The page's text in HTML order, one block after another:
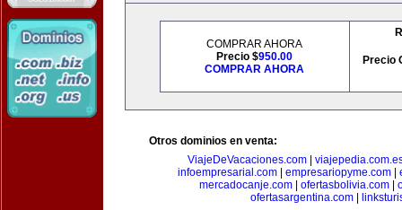
COMPRAR AHORA
Precio $950.00
COMPRAR AHORA
Precio
Otros dominios en venta:
ViajeDeVacaciones.com
infoempresarial.com| empresariopyme.com|
mercadocanje.com
ofertasbolivia.com
ofertasargentina.com|